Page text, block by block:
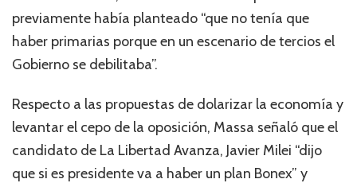
previamente había planteado “que no tenía que
haber primarias porque en un escenario de tercios el
Gobierno se debilitaba”.
Respecto a las propuestas de dolarizar la economía y
levantar el cepo de la oposición, Massa señaló que el
candidato de La Libertad Avanza, Javier Milei “dijo
que si es presidente va a haber un plan Bonex” y